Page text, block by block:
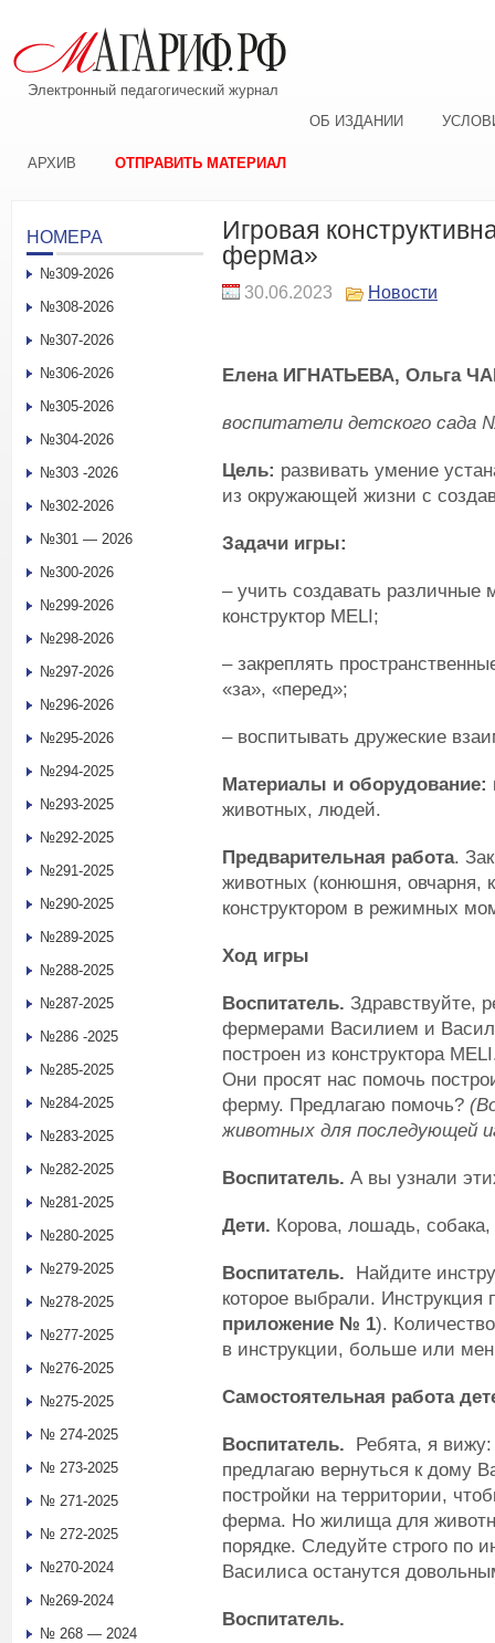
Электронный педагогический журнал
ОБ ИЗДАНИИ
АРХИВ ОТПРАВИТЬ МАТЕРИАЛ
Игровая
ферма»
30.06.2023 Новости
Елена ИГНАТЬЕВА, Ольга
воспитатели детского сада
Цель: развивать умение
из окружающей жизни с
Задачи игры:
– учить создавать
конструктор MELI;
– закреплять
«за», «перед»;
– воспитывать дружеские
Материалы и оборудование:
животных, людей.
Предварительная работа.
животных (конюшня, овчарня,
конструктором в режимных
Ход игры
Воспитатель. Здравствуйте,
фермерами Василием и
построен из конструктора
Они просят нас помочь
ферму. Предлагаю помочь?
животных для последующей
Воспитатель. А вы узнали
Дети. Корова, лошадь,
Воспитатель. Найдите
которое выбрали.
приложение № 1).
в инструкции, больше или
Самостоятельная работа
Воспитатель. Ребята, я
предлагаю вернуться к дому
постройки на территории,
ферма. Но жилища для
порядке. Следуйте строго по
Василиса останутся
Воспитатель.
НОМЕРА
№309-2026
№308-2026
№307-2026
№306-2026
№305-2026
№304-2026
№303 -2026
№302-2026
№301 — 2026
№300-2026
№299-2026
№298-2026
№297-2026
№296-2026
№295-2026
№294-2025
№293-2025
№292-2025
№291-2025
№290-2025
№289-2025
№288-2025
№287-2025
№286 -2025
№285-2025
№284-2025
№283-2025
№282-2025
№281-2025
№280-2025
№279-2025
№278-2025
№277-2025
№276-2025
№275-2025
№ 274-2025
№ 273-2025
№ 271-2025
№ 272-2025
№270-2024
№269-2024
№ 268 — 2024